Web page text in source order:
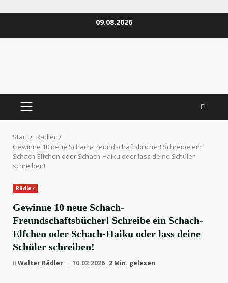
09.08.2026
PRIMÄRES
Start
Rädler
Gewinne 10 neue Schach-Freundschaftsbücher! Schreibe ein
Schach-Elfchen oder Schach-Haiku oder lass deine Schüler
schreiben!
Rädler
Gewinne 10 neue Schach-
Freundschaftsbücher! Schreibe ein Schach-
Elfchen oder Schach-Haiku oder lass deine
Schüler schreiben!
Walter Rädler 10.02.2026 2 Min. gelesen